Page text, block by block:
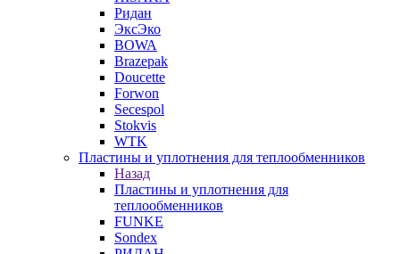
Ридан
ЭксЭко
BOWA
Brazepak
Doucette
Forwon
Secespol
Stokvis
WTK
Пластины и уплотнения для теплообменников
Назад
Пластины и уплотнения для
теплообменников
FUNKE
Sondex